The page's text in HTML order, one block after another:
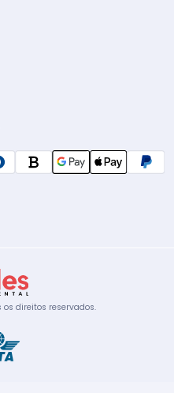
os direitos reservados.